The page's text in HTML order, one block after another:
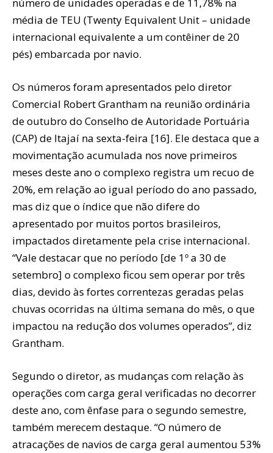
média de TEU (Twenty Equivalent Unit – unidade
internacional equivalente a um contêiner de 20
pés) embarcada por navio.
Os números foram apresentados pelo diretor
Comercial Robert Grantham na reunião ordinária
de outubro do Conselho de Autoridade Portuária
(CAP) de Itajaí na sexta-feira [16]. Ele destaca que a
movimentação acumulada nos nove primeiros
meses deste ano o complexo registra um recuo de
20%, em relação ao igual período do ano passado,
mas diz que o índice que não difere do
apresentado por muitos portos brasileiros,
impactados diretamente pela crise internacional.
“Vale destacar que no período [de 1º a 30 de
setembro] o complexo ficou sem operar por três
dias, devido às fortes correntezas geradas pelas
chuvas ocorridas na última semana do mês, o que
impactou na redução dos volumes operados”, diz
Grantham.
Segundo o diretor, as mudanças com relação às
operações com carga geral verificadas no decorrer
deste ano, com ênfase para o segundo semestre,
também merecem destaque. “O número de
atracações de navios de carga geral aumentou 53%